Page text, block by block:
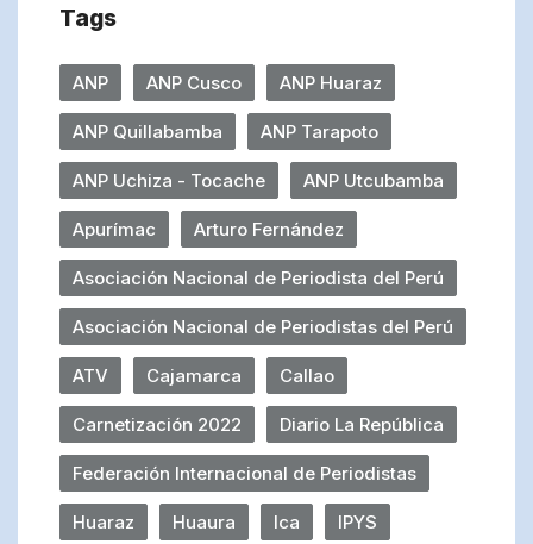
Tags
ANP ANP Cusco ANP Huaraz
ANP Quillabamba ANP Tarapoto
ANP Uchiza - Tocache ANP Utcubamba
Apurímac Arturo Fernández
Asociación Nacional de Periodista del Perú
Asociación Nacional de Periodistas del Perú
ATV Cajamarca Callao
Carnetización 2022 Diario La República
Federación Internacional de Periodistas
Huaraz Huaura Ica IPYS